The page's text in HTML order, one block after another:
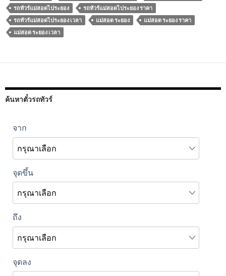
รถทัวร์แม่สอดไประยอง
รถทัวร์แม่สอดไประยอง ราคา
รถทัวร์แม่สอดไประยอง เวลา
แม่สอด ระยอง
แม่สอด ระยอง ราคา
แม่สอด ระยอง เวลา
ค้นหาตั๋วรถทัวร์